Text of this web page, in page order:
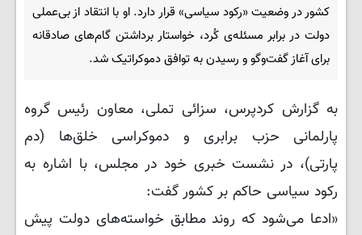
کشور در وضعیت «رکود سیاسی» قرار دارد. او با انتقاد از بی‌عملی
دولت در برابر مسئله‌ی کُرد، خواستار برداشتن گام‌های صادقانه
برای آغاز گفت‌وگو و رسیدن به توافق دموکراتیک شد.
به گزارش کردپرس، سزائی تملی، معاون رئیس گروه
پارلمانی حزب برابری و دموکراسی خلق‌ها (دم
پارتی)، در نشست خبری خود در مجلس، با اشاره به
رکود سیاسی حاکم بر کشور گفت:
«ادعا می‌شود که روند مطابق خواسته‌های دولت پیش